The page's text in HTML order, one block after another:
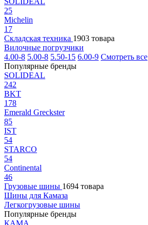
25
Michelin
17
Складская техника 1903 товара
Вилочные погрузчики
4.00-8 5.00-8 5.50-15 6.00-9 Смотреть все
Популярные бренды
SOLIDEAL
242
BKT
178
Emerald Greckster
85
IST
54
STARCO
54
Continental
46
Грузовые шины 1694 товара
Шины для Камаза
Легкогрузовые шины
Популярные бренды
КАМА